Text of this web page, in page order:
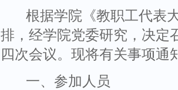
根据学院《教职工代表
排，经学院党委研究，决定
四次会议。现将有关事项通
一、参加人员